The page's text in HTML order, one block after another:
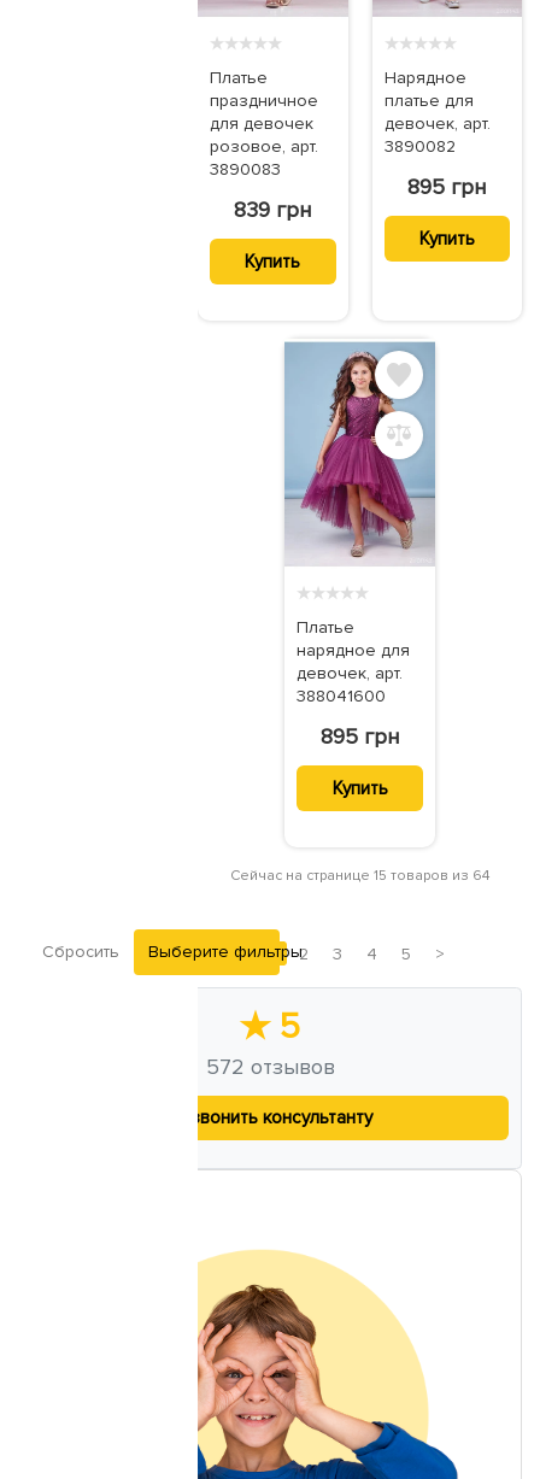
Сбросить Выберите фильтры
★★★★★
Платье
праздничное
для девочек
розовое, арт.
3890083
839 грн
Купить
★★★★★
Нарядное
платье для
девочек, арт.
3890082
895 грн
Купить
★★★★★
Платье
нарядное для
девочек, арт.
388041600
895 грн
Купить
Сейчас на странице 15 товаров из 64
1 2 3 4 5 >
★ 5
572 отзывов
Позвонить консультанту